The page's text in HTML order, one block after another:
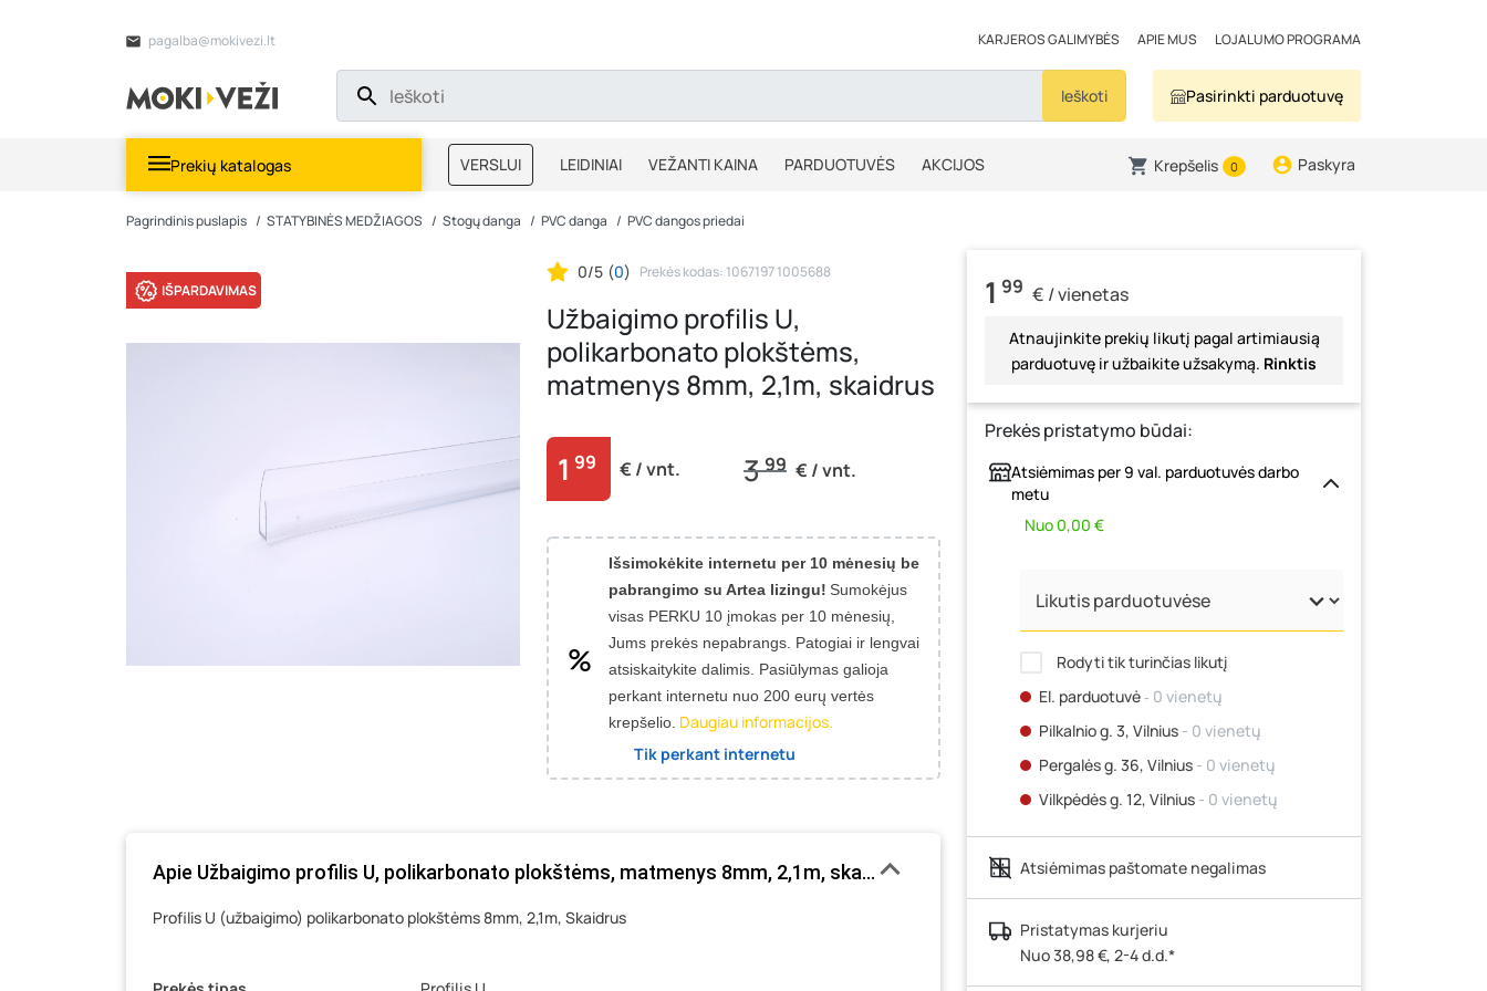
pagalba@mokivezi.lt KARJEROS GALIMYBĖS APIE MUS LOJALUMO PROGRAMA
Ieškoti Pasirinkti parduotuvę
Prekių katalogas VERSLUI LEIDINIAI VEŽANTI KAINA PARDUOTUVĖS AKCIJOS
MOKIBLOGAS IŠPARDAVIMAS
Krepšelis 0 Paskyra
Pagrindinis puslapis STATYBINĖS MEDŽIAGOS Stogų danga PVC danga PVC dangos priedai
IŠPARDAVIMAS
0/5 (0) Prekės kodas: 1067197 1005688
Užbaigimo profilis U,
polikarbonato plokštėms,
matmenys 8mm, 2,1m, skaidrus
1 99 € / vnt. 399 € / vnt.
Išsimokėkite internetu per 10 mėnesių be
pabrangimo su Artea lizingu! Sumokėjus
visas PERKU 10 įmokas per 10 mėnesių,
Jums prekės nepabrangs. Patogiai ir lengvai
atsiskaitykite dalimis. Pasiūlymas galioja
perkant internetu nuo 200 eurų vertės
krepšelio. Daugiau informacijos.
Tik perkant internetu
Apie Užbaigimo profilis U, polikarbonato plokštėms, matmenys 8mm, 2,1m, skaidrus
Profilis U (užbaigimo) polikarbonato plokštėms 8mm, 2,1m, Skaidrus
1 99 € / vienetas
Atnaujinkite prekių likutį pagal artimiausią
parduotuvę ir užbaikite užsakymą. Rinktis
Prekės pristatymo būdai:
Atsiėmimas per 9 val. parduotuvės darbo
metu
Nuo 0,00 €
Rodyti tik turinčias likutį
El. parduotuvė‐ 0 vienetų
Pilkalnio g. 3, Vilnius - 0 vienetų
Pergalės g. 36, Vilnius - 0 vienetų
Vilkpėdės g. 12, Vilnius - 0 vienetų
Ateities g. 15, Vilnius- 0 vienetų
Kauno r., Narsiečių k., Vytauto g. 183,
Kaunas- 0 vienetų
Šilutės pl. 83A, Klaipėda
Pramonės g. 7, Šiauliai
Atsiėmimas paštomate negalimas
Pristatymas kurjeriu
Nuo 38,98 €, 2-4 d.d.*